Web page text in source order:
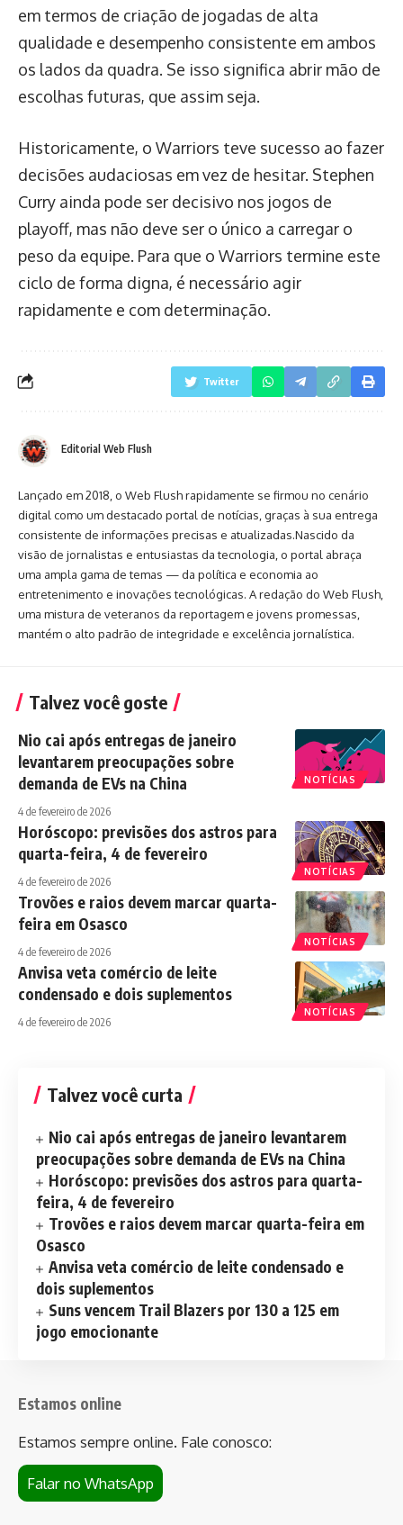
em termos de criação de jogadas de alta
qualidade e desempenho consistente em ambos
os lados da quadra. Se isso significa abrir mão de
escolhas futuras, que assim seja.
Historicamente, o Warriors teve sucesso ao fazer
decisões audaciosas em vez de hesitar. Stephen
Curry ainda pode ser decisivo nos jogos de
playoff, mas não deve ser o único a carregar o
peso da equipe. Para que o Warriors termine este
ciclo de forma digna, é necessário agir
rapidamente e com determinação.
Twitter
Editorial Web Flush
Lançado em 2018, o Web Flush rapidamente se firmou no cenário
digital como um destacado portal de notícias, graças à sua entrega
consistente de informações precisas e atualizadas.Nascido da
visão de jornalistas e entusiastas da tecnologia, o portal abraça
uma ampla gama de temas — da política e economia ao
entretenimento e inovações tecnológicas. A redação do Web Flush,
uma mistura de veteranos da reportagem e jovens promessas,
mantém o alto padrão de integridade e excelência jornalística.
Talvez você goste
NOTÍCIAS
Nio cai após entregas de janeiro
levantarem preocupações sobre
demanda de EVs na China
4 de fevereiro de 2026
NOTÍCIAS
Horóscopo: previsões dos astros para
quarta-feira, 4 de fevereiro
4 de fevereiro de 2026
NOTÍCIAS
Trovões e raios devem marcar quarta-
feira em Osasco
4 de fevereiro de 2026
NOTÍCIAS
Anvisa veta comércio de leite
condensado e dois suplementos
4 de fevereiro de 2026
Talvez você curta
Nio cai após entregas de janeiro levantarem
preocupações sobre demanda de EVs na China
Horóscopo: previsões dos astros para quarta-
feira, 4 de fevereiro
Trovões e raios devem marcar quarta-feira em
Osasco
Anvisa veta comércio de leite condensado e
dois suplementos
Suns vencem Trail Blazers por 130 a 125 em
jogo emocionante
Estamos online
Estamos sempre online. Fale conosco:
Falar no WhatsApp